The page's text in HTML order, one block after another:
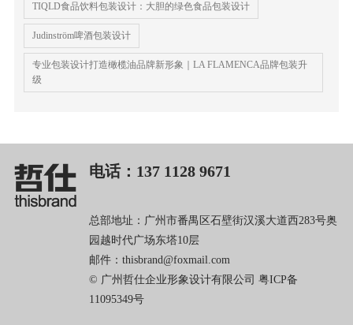
TIQLD食品饮料包装设计：大胆的绿色食品包装设计
Judinström啤酒包装设计
专业包装设计打造橄榄油品牌新形象｜LA FLAMENCA品牌包装升
级
电话：137 1128 9671
总部地址：广州市番禺区石壁街汉溪大道西283号奥
园越时代广场东塔10层
邮件：thisbrand@foxmail.com
© 广州哲仕企业形象设计有限公司 粤ICP备
11095349号